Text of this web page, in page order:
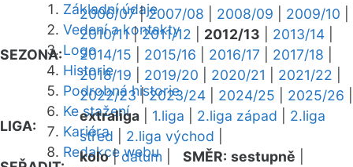
Základní údaje
Vedení a kontakty
Logo
Historie
Podrobná historie
Ke stažení
Kariéra
Redakce webu
SEZONA:
2006/07|2007/08 2008/09 2009/10
2010/11|2011/12 2012/13 2013/14
2014/15
2015/16 2016/17 2017/18
2018/19
2019/20 2020/21 2021/22
2022/23|2023/24 2024/25 2025/26
LIGA:
extraliga 1.liga 2.liga západ
2.liga
střed
2.liga východ
kolo|datum SMĚR: sestupně